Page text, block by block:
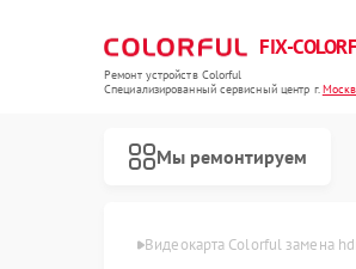
FIX-
Ремонт устройств Colorful
Специализированный cервисный центр г.
Мы ремонтируем
Colorful в Москве Видеокарта Colorful замена